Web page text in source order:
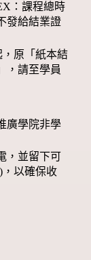
：課程總時
發給結業證
，原「紙本結
，請至學員
廣學院非學
，並留下可
，以確保收